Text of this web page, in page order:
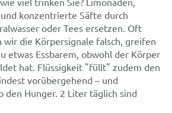
konzentrierte Säfte durch
oder Tees ersetzen. Oft
die Körpersignale falsch, greifen
etwas Essbarem, obwohl der Körper
hat. Flüssigkeit "füllt" zudem den
vorübergehend – und
den Hunger. 2 Liter täglich sind